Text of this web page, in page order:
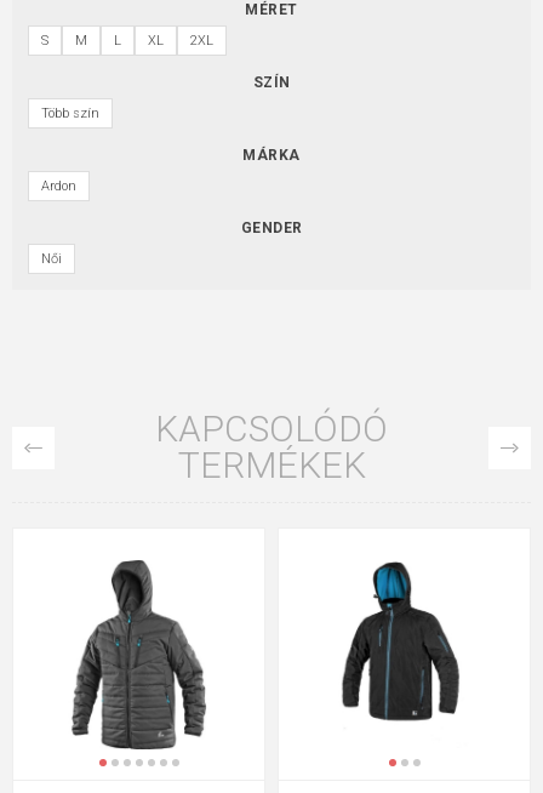
MÉRET
S M L XL 2XL
SZÍN
Több szín
MÁRKA
Ardon
GENDER
Női
KAPCSOLÓDÓ
TERMÉKEK